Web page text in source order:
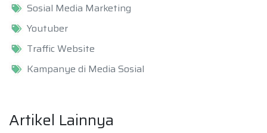
Sosial Media Marketing
Youtuber
Traffic Website
Kampanye di Media Sosial
Artikel Lainnya